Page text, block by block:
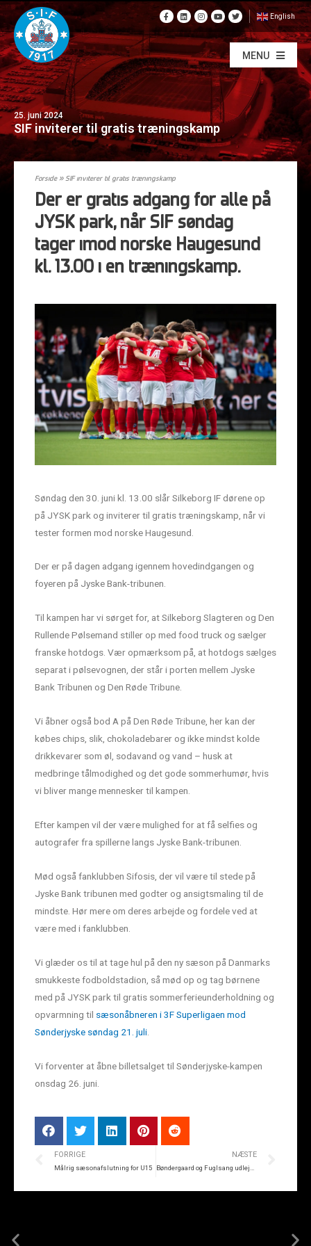
English
MENU
25. juni 2024
SIF inviterer til gratis træningskamp
Forside»SIF inviterer til gratis træningskamp
Der er gratis adgang for alle på
JYSK park, når SIF søndag
tager imod norske Haugesund
kl. 13.00 i en træningskamp.
Søndag den 30. juni kl. 13.00 slår Silkeborg IF dørene op
på JYSK park og inviterer til gratis træningskamp, når vi
tester formen mod norske Haugesund.
Der er på dagen adgang igennem hovedindgangen og
foyeren på Jyske Bank-tribunen.
Til kampen har vi sørget for, at Silkeborg Slagteren og Den
Rullende Pølsemand stiller op med food truck og sælger
franske hotdogs. Vær opmærksom på, at hotdogs sælges
separat i pølsevognen, der står i porten mellem Jyske
Bank Tribunen og Den Røde Tribune.
Vi åbner også bod A på Den Røde Tribune, her kan der
købes chips, slik, chokoladebarer og ikke mindst kolde
drikkevarer som øl, sodavand og vand – husk at
medbringe tålmodighed og det gode sommerhumør, hvis
vi bliver mange mennesker til kampen.
Efter kampen vil der være mulighed for at få selfies og
autografer fra spillerne langs Jyske Bank-tribunen.
Mød også fanklubben Sifosis, der vil være til stede på
Jyske Bank tribunen med godter og ansigtsmaling til de
mindste. Hør mere om deres arbejde og fordele ved at
være med i fanklubben.
Vi glæder os til at tage hul på den ny sæson på Danmarks
smukkeste fodboldstadion, så mød op og tag børnene
med på JYSK park til gratis sommerferieunderholdning og
opvarmning til sæsonåbneren i 3F Superligaen mod
Sønderjyske søndag 21. juli
Vi forventer at åbne billetsalget til Sønderjyske-kampen
onsdag 26. juni.
FORRIGE
Målrig sæsonafslutning for U15
NÆSTE